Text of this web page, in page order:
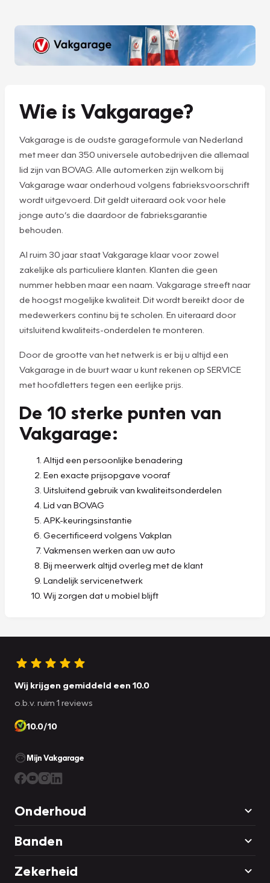
Wie is Vakgarage?
Vakgarage is de oudste garageformule van Nederland
met meer dan 350 universele autobedrijven die allemaal
lid zijn van BOVAG. Alle automerken zijn welkom bij
Vakgarage waar onderhoud volgens fabrieksvoorschrift
wordt uitgevoerd. Dit geldt uiteraard ook voor hele
jonge auto’s die daardoor de fabrieksgarantie
behouden.
Al ruim 30 jaar staat Vakgarage klaar voor zowel
zakelijke als particuliere klanten. Klanten die geen
nummer hebben maar een naam. Vakgarage streeft naar
de hoogst mogelijke kwaliteit. Dit wordt bereikt door de
medewerkers continu bij te scholen. En uiteraard door
uitsluitend kwaliteits-onderdelen te monteren.
Door de grootte van het netwerk is er bij u altijd een
Vakgarage in de buurt waar u kunt rekenen op SERVICE
met hoofdletters tegen een eerlijke prijs.
De 10 sterke punten van
Vakgarage:
Altijd een persoonlijke benadering
Een exacte prijsopgave vooraf
Uitsluitend gebruik van kwaliteitsonderdelen
Lid van BOVAG
APK-keuringsinstantie
Gecertificeerd volgens Vakplan
Vakmensen werken aan uw auto
Bij meerwerk altijd overleg met de klant
Landelijk servicenetwerk
Wij zorgen dat u mobiel blijft
Wij krijgen gemiddeld een 10.0
o.b.v. ruim 1 reviews
10.0/10
Mijn Vakgarage
Onderhoud
Banden
Zekerheid